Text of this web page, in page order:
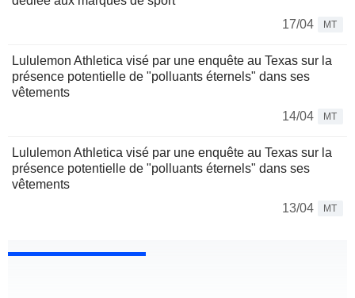
17/04
MT
Lululemon Athletica visé par une enquête au Texas sur la
présence potentielle de "polluants éternels" dans ses
vêtements
14/04
MT
Lululemon Athletica visé par une enquête au Texas sur la
présence potentielle de "polluants éternels" dans ses
vêtements
13/04
MT